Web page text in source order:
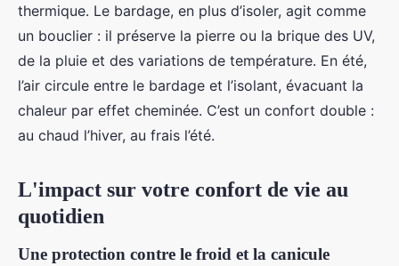
thermique. Le bardage, en plus d’isoler, agit comme
un bouclier : il préserve la pierre ou la brique des UV,
de la pluie et des variations de température. En été,
l’air circule entre le bardage et l’isolant, évacuant la
chaleur par effet cheminée. C’est un confort double :
au chaud l’hiver, au frais l’été.
L'impact sur votre confort de vie au
quotidien
Une protection contre le froid et la canicule